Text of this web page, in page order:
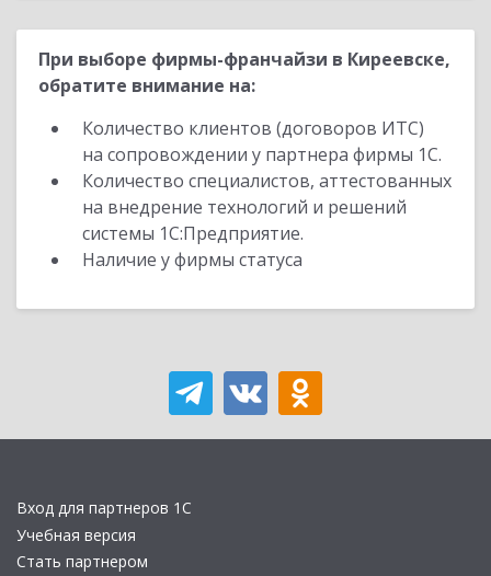
При выборе фирмы-франчайзи в Киреевске,
обратите внимание на:
Количество клиентов (договоров ИТС)
на сопровождении у партнера фирмы 1С.
Количество специалистов, аттестованных
на внедрение технологий и решений
системы 1С:Предприятие.
Наличие у фирмы статуса
Вход для партнеров 1С
Учебная версия
Стать партнером